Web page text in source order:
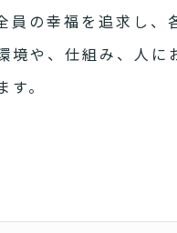
員の幸福を追求し、
や、仕組み、人
。